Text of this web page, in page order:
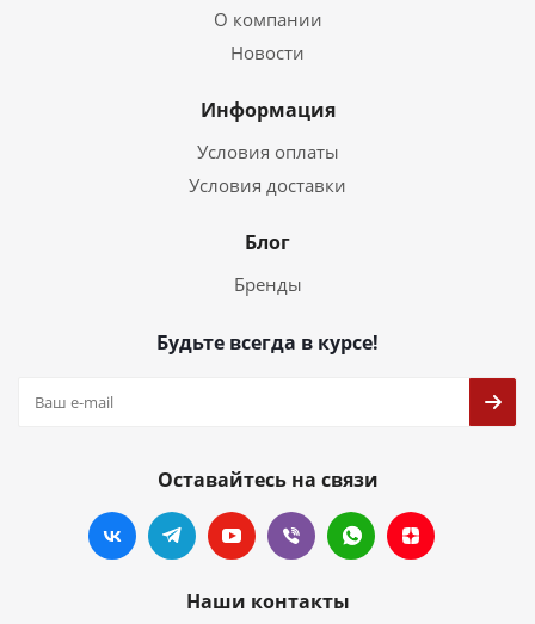
О компании
Новости
Информация
Условия оплаты
Условия доставки
Блог
Бренды
Будьте всегда в курсе!
Оставайтесь на связи
Наши контакты